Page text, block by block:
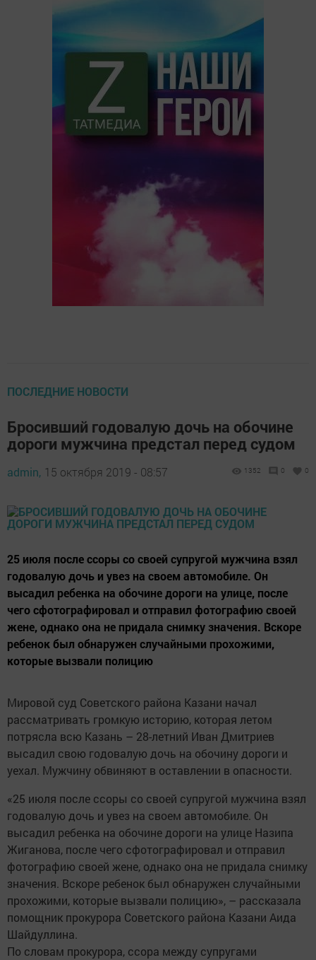
ПОСЛЕДНИЕ НОВОСТИ
Бросивший годовалую дочь на обочине
дороги мужчина предстал перед судом
admin, 15 октября 2019 - 08:57 1352 0 0
25 июля после ссоры со своей супругой мужчина взял
годовалую дочь и увез на своем автомобиле. Он
высадил ребенка на обочине дороги на улице, после
чего сфотографировал и отправил фотографию своей
жене, однако она не придала снимку значения. Вскоре
ребенок был обнаружен случайными прохожими,
которые вызвали полицию
Мировой суд Советского района Казани начал
рассматривать громкую историю, которая летом
потрясла всю Казань – 28-летний Иван Дмитриев
высадил свою годовалую дочь на обочину дороги и
уехал. Мужчину обвиняют в оставлении в опасности.
«25 июля после ссоры со своей супругой мужчина взял
годовалую дочь и увез на своем автомобиле. Он
высадил ребенка на обочине дороги на улице Назипа
Жиганова, после чего сфотографировал и отправил
фотографию своей жене, однако она не придала снимку
значения. Вскоре ребенок был обнаружен случайными
прохожими, которые вызвали полицию», – рассказала
помощник прокурора Советского района Казани Аида
Шайдуллина.
По словам прокурора, ссора между супругами